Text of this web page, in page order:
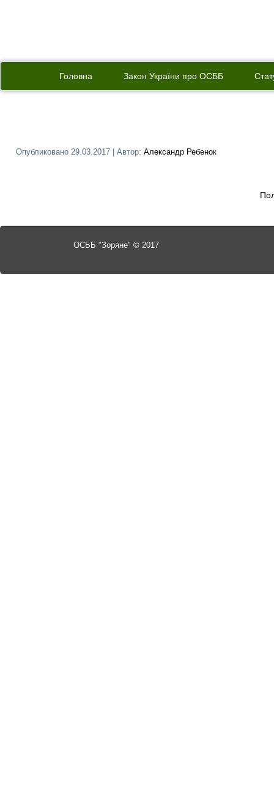
Головна Закон України про ОСББ
Опубликовано 29.03.2017 Автор: Александр Ребенок
ОСББ "Зоряне" © 2017